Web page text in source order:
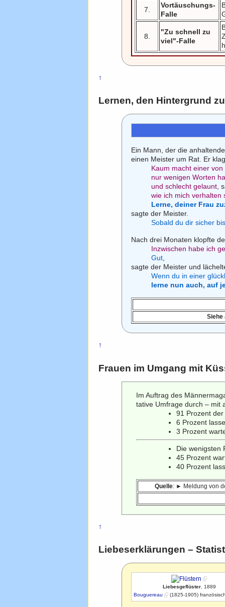
7.
Vortäuschungs-
Falle
8.
"Zu schnell zu
viel"-Falle
↑
Lernen, den Hintergrund
Ein Mann, der die
einen Meister um Rat. Er
Kaum macht einer
nur wenigen Worten
und schlecht gelaunt ,
wie ich mich verhalten
Lerne, deiner Frau
sagte der Meister.
Sobald du dir sicher
Nach drei Monaten klopfte
Inzwischen habe ich
Gut
sagte der Meister und
Wenn du in einer
lerne nun auch, auf
Siehe
↑
Frauen im Umgang mit
Im Auftrag des
tative Umfrage durch – mit
91 Prozent
6 Prozent
3 Prozent
Die wenigsten
45 Prozent
40 Prozent
Quelle: ► Meldung von
↑
Liebeserklärungen –
Liebesgeflüster, 1889
Bouguereau
(1825-1905)